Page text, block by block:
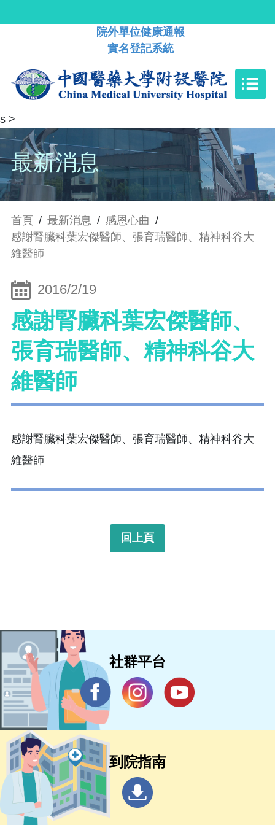
院外單位健康通報
實名登記系統
s >
最新消息
首頁 / 最新消息 / 感恩心曲 /
感謝腎臟科葉宏傑醫師、張育瑞醫師、精神科谷大
維醫師
2016/2/19
感謝腎臟科葉宏傑醫師、
張育瑞醫師、精神科谷大
維醫師
感謝腎臟科葉宏傑醫師、張育瑞醫師、精神科谷大
維醫師
回上頁
社群平台
到院指南